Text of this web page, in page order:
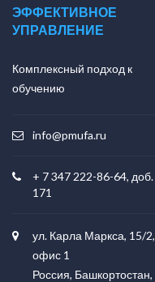
ЭФФЕКТИВНОЕ
УПРАВЛЕНИЕ
Комплексный подход к
обучению
info@pmufa.ru
+ 7 347 222-86-64, доб.
171
ул. Карла Маркса, 15/2,
офис 1
Россия, Башкортостан,